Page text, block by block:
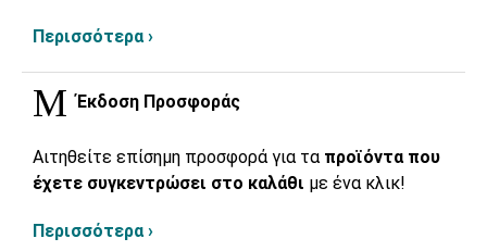
Περισσότερα ›
Έκδοση Προσφοράς
Αιτηθείτε επίσημη προσφορά για τα προϊόντα που
έχετε συγκεντρώσει στο καλάθι με ένα κλικ!
Περισσότερα ›